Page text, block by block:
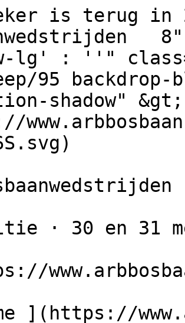
is terug in
lg' : ''"
95
shadow"
· 30 en 31